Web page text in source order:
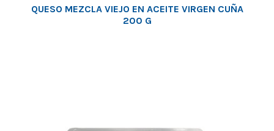
QUESO MEZCLA VIEJO EN ACEITE VIRGEN CUÑA
200 G